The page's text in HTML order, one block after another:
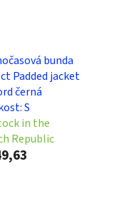
bunda
Padded jacket
černá
S
in the
Republic